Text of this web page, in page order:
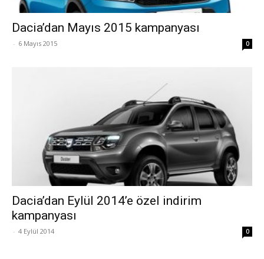
Dacia’dan Mayıs 2015 kampanyası
- 6 Mayıs 2015 0
Dacia’dan Eylül 2014’e özel indirim
kampanyası
- 4 Eylül 2014 0